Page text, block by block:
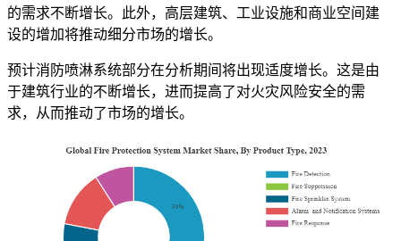
的需求不断增长。此外，高层建筑、工业设施和商业空间建
设的增加将推动细分市场的增长。
预计消防喷淋系统部分在分析期间将出现适度增长。这是由
于建筑行业的不断增长，进而提高了对火灾风险安全的需
求，从而推动了市场的增长。